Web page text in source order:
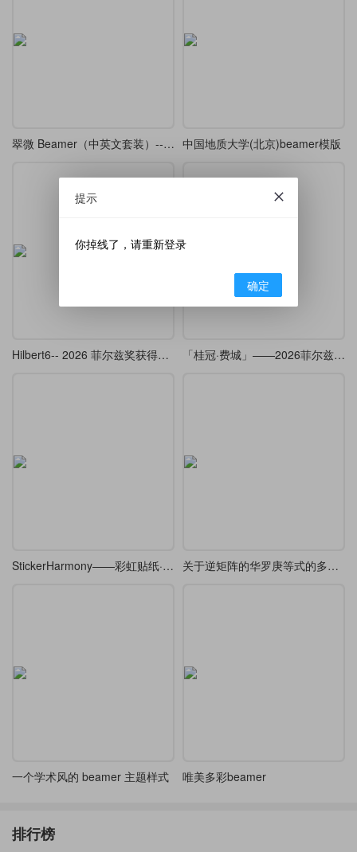
翠微 Beamer（中英文套装）---A Green Mountains Beamer Theme 中国地质大学(北京)beamer模版
Hilbert6-- 2026 菲尔兹奖获得者邓煜学术报告的 beamer （复刻 ） 「桂冠·费城」——2026菲尔兹奖Beamer主题
StickerHarmony——彩虹贴纸·Beamer 关于逆矩阵的华罗庚等式的多种解法
一个学术风的 beamer 主题样式 唯美多彩beamer
排行榜
提示
你掉线了，请重新登录
确定